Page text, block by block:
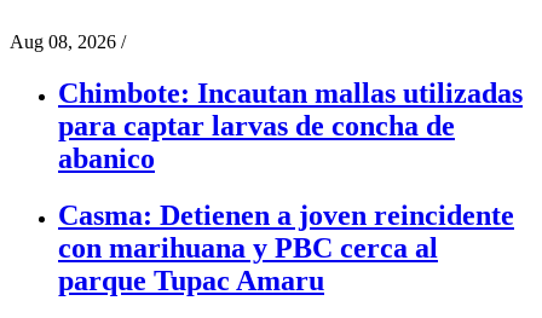
Aug 08, 2026 /
Chimbote: Incautan mallas utilizadas
para captar larvas de concha de
abanico
Casma: Detienen a joven reincidente
con marihuana y PBC cerca al
parque Tupac Amaru